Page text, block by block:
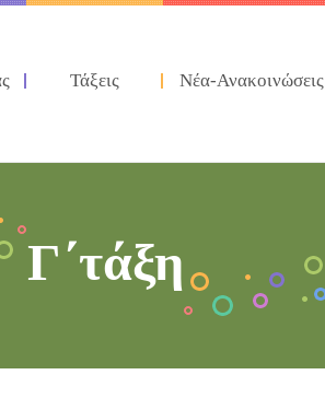
Τάξεις Νέα-Ανακοινώσεις
Γ΄τάξη